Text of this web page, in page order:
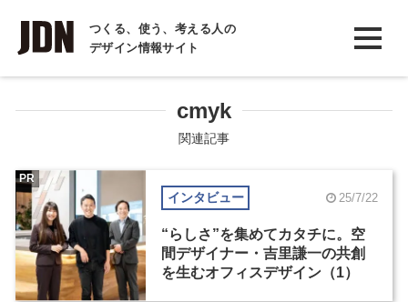
つくる、使う、考える人の
デザイン情報サイト
INTERVIEW
インタビュー
COLUMN
コラム
cmyk
関連記事
インタビュー 25/7/22
“らしさ”を集めてカタチに。空
間デザイナー・吉里謙一の共創
を生むオフィスデザイン（1）
PR